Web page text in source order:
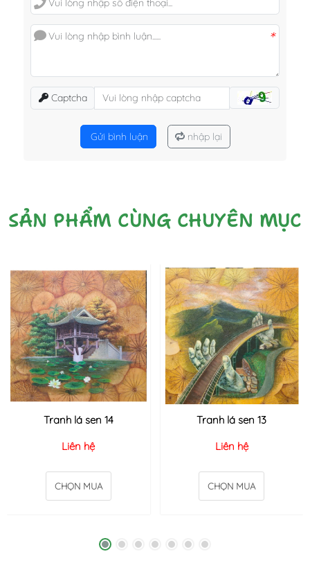
*
Captcha
Gửi bình luận nhập lại
SẢN PHẨM CÙNG CHUYÊN MỤC
Tranh lá sen 14
Liên hệ
CHỌN MUA
Tranh lá sen 13
Liên hệ
CHỌN MUA